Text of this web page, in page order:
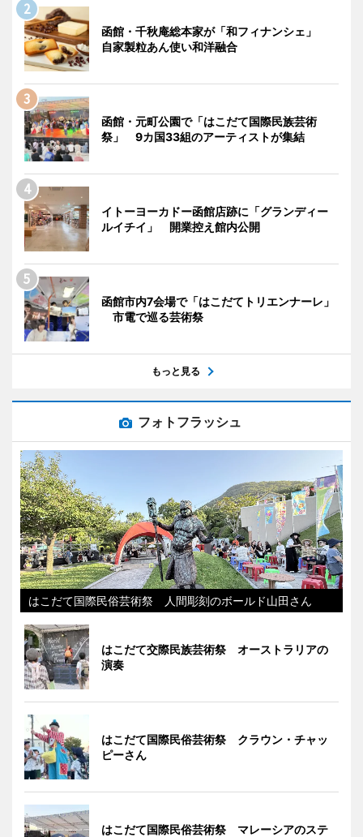
函館・千秋庵総本家が「和フィナンシェ」
自家製粒あん使い和洋融合
函館・元町公園で「はこだて国際民族芸術
祭」 9カ国33組のアーティストが集結
イトーヨーカドー函館店跡に「グランディー
ルイチイ」 開業控え館内公開
函館市内7会場で「はこだてトリエンナーレ」
市電で巡る芸術祭
もっと見る
フォトフラッシュ
はこだて国際民俗芸術祭 人間彫刻のボールド山田さん
はこだて交際民族芸術祭 オーストラリアの
演奏
はこだて国際民俗芸術祭 クラウン・チャッ
ピーさん
はこだて国際民俗芸術祭 マレーシアのステ